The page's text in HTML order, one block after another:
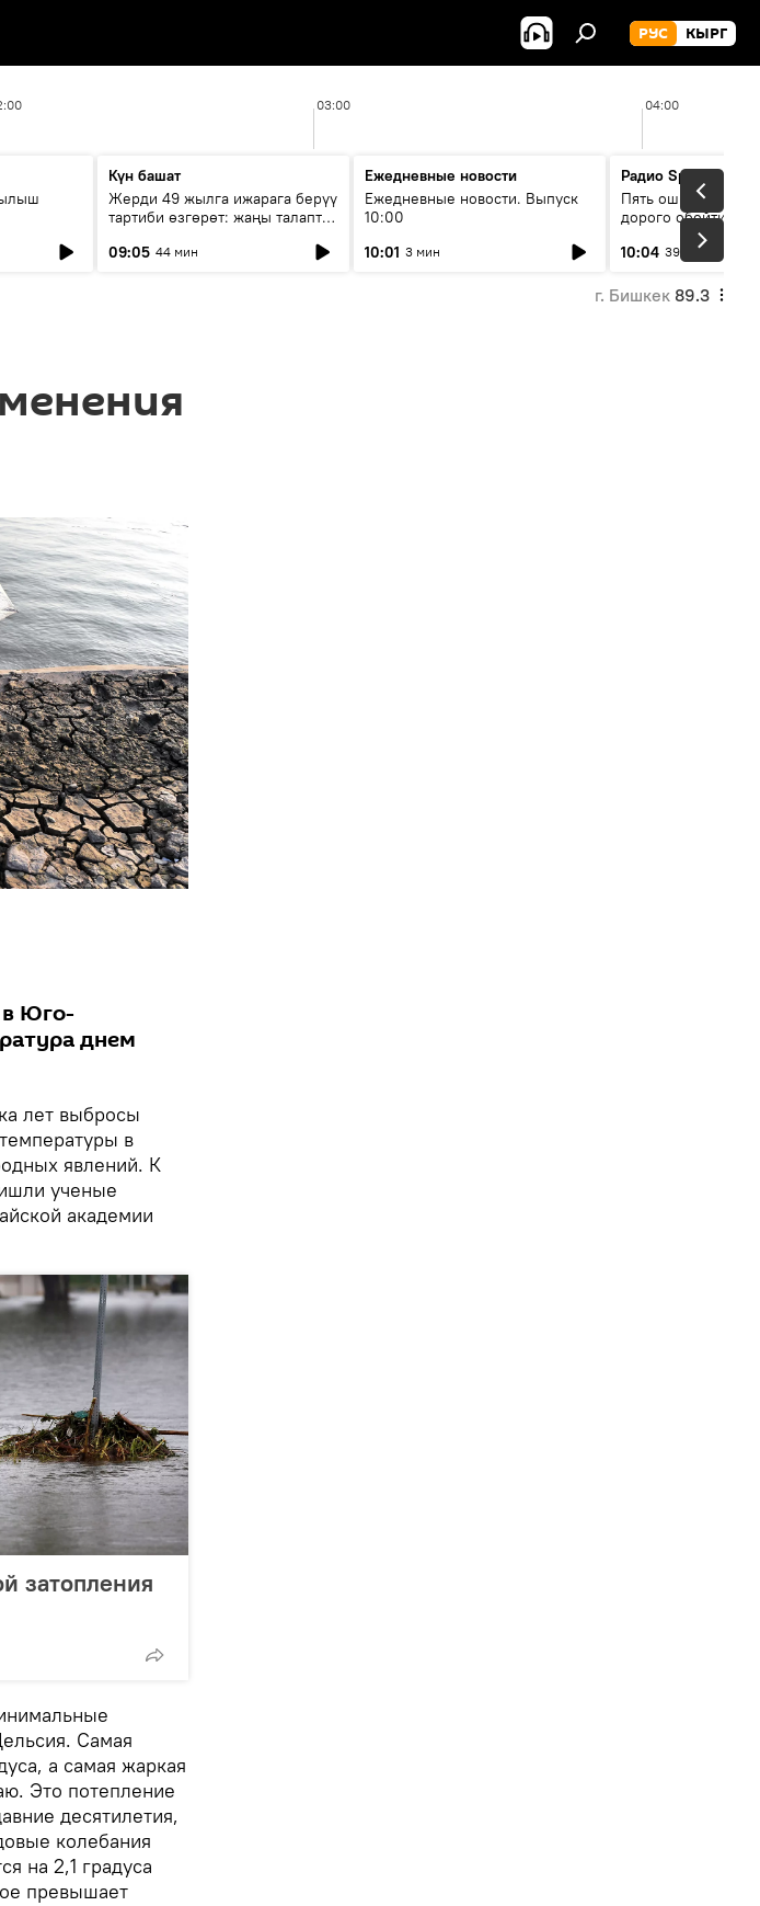
РУС КЫРГ
03:00 04:00
Күн башат
Жерди 49 жылга ижарага берүү
тартиби өзгөрөт: жаңы талаптар
09:05 44 мин
Ежедневные новости
Ежедневные новости. Выпуск
10:00
10:01 3 мин
Радио Sputnik
Пять ошибок
дорого обойтись
10:04 39 мин
г. Бишкек 89.3
Юго-
днем
лет выбросы
в
явлений. К
ученые
академии
затопления
Самая
а самая жаркая
Это потепление
десятилетия,
колебания
на 2,1 градуса
превышает